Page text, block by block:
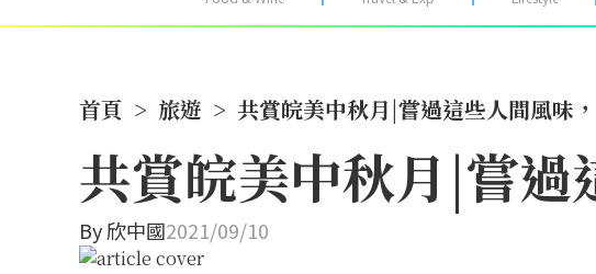
首頁 > 旅遊 > 共賞皖美中秋月|嘗過這些人間風味
共賞皖美中秋月|嘗
By欣中國2021/09/10